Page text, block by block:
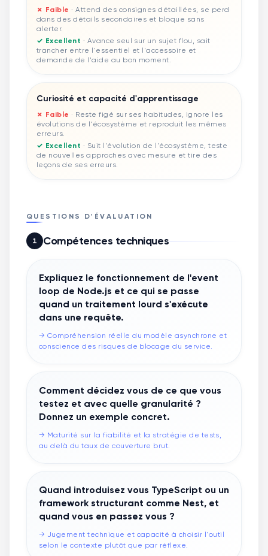
✗ Faible ·Attend des consignes détaillées, se perd
dans des détails secondaires et bloque sans
alerter.
✓ Excellent · Avance seul sur un sujet flou, sait
trancher entre l'essentiel et l'accessoire et
demande de l'aide au bon moment.
Curiosité et capacité d'apprentissage
✗ Faible · Reste figé sur ses habitudes, ignore les
évolutions de l'écosystème et reproduit les mêmes
erreurs.
✓ Excellent · Suit l'évolution de l'écosystème, teste
de nouvelles approches avec mesure et tire des
leçons de ses erreurs.
QUESTIONS D'ÉVALUATION
1 Compétences techniques
Expliquez le fonctionnement de l'event
loop de Node.js et ce qui se passe
quand un traitement lourd s'exécute
dans une requête.
→ Compréhension réelle du modèle asynchrone et
conscience des risques de blocage du service.
Comment décidez vous de ce que vous
testez et avec quelle granularité ?
Donnez un exemple concret.
→ Maturité sur la fiabilité et la stratégie de tests,
au delà du taux de couverture brut.
Quand introduisez vous TypeScript ou un
framework structurant comme Nest, et
quand vous en passez vous ?
→ Jugement technique et capacité à choisir l'outil
selon le contexte plutôt que par réflexe.